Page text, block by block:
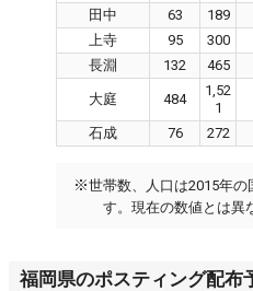
田中
63 189
上寺
95 300
長淵
132 465
大庭 484
1,52
1
石成 76 272
※世帯数、人口は2015年
す。現在の数値とは異
福岡県のポスティング配布